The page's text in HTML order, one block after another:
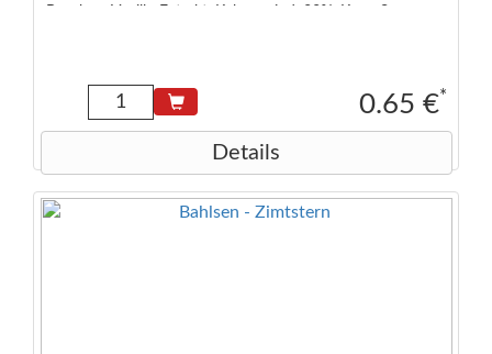
0.65 €*
Details